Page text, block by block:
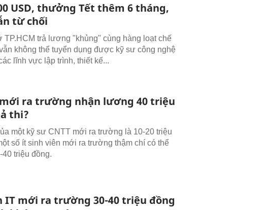
USD, thưởng Tết thêm 6 tháng,
từ chối
TP.HCM trả lương "khủng" cùng hàng loạt chế
không thể tuyển dụng được kỹ sư công nghệ
lĩnh vực lập trình, thiết kế...
mới ra trường nhận lương 40 triệu
thi?
một kỹ sư CNTT mới ra trường là 10-20 triệu
số ít sinh viên mới ra trường thậm chí có thể
triệu đồng.
IT mới ra trường 30-40 triệu đồng